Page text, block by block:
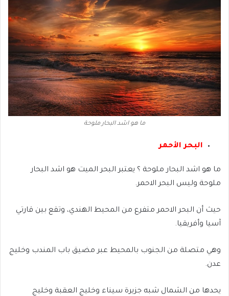
ما هو اشد البحار ملوحة
البحر الأحمر
ما هو اشد البحار ملوحة ؟ يعتبر البحر الميت هو اشد البحار
ملوحة وليس البحر الاحمر.
حيث أن البحر الاحمر متفرع من المحيط الهندي، وتقع بين قارتي
آسيا وأفريقيا.
وهي متصلة من الجنوب بالمحيط عبر مضيق باب المندب وخليج
عدن.
يحدها من الشمال شبه جزيرة سيناء وخليج العقبة وخليج